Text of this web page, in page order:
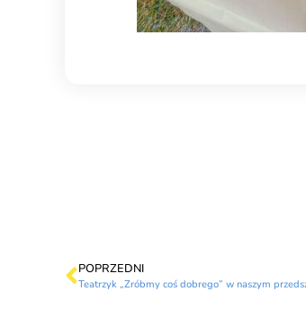
POPRZEDNI
Teatrzyk „Zróbmy coś dobrego” w naszym